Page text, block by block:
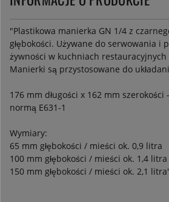
"Plastikowa manierka GN 1/4 z
głębokości. Używane do serwowania i
żywności w kuchniach restauracyjnych
Manierki są przystosowane do
176 mm długości x 162 mm
normą E631-1
Wymiary:
65 mm głębokości / mieści ok. 0,9 litra
100 mm głębokości / mieści ok. 1,4 litra
150 mm głębokości / mieści ok. 2,1